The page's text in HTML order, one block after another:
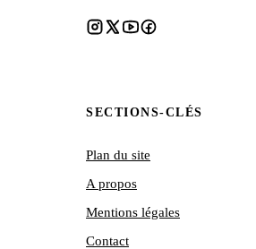
SECTIONS-CLÉS
Plan du site
A propos
Mentions légales
Contact